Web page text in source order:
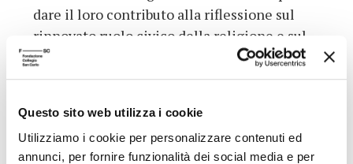
Questo sito web utilizza i cookie
Utilizziamo i cookie per personalizzare contenuti ed
annunci, per fornire funzionalità dei social media e per
dare il loro contributo alla riflessione sul
rinnovato ruolo civico della religione e sul
nuovo fondamento che questo ruolo deve
avere nelle nostre società: il termine
rendere riconoscibile la circolazione tra la
sfera del teologico e quella del politico e a